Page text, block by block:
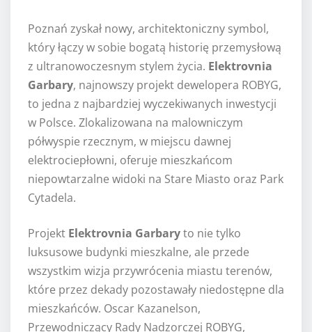
Poznań zyskał nowy, architektoniczny symbol,
który łączy w sobie bogatą historię przemysłową
z ultranowoczesnym stylem życia. Elektrovnia
Garbary, najnowszy projekt dewelopera ROBYG,
to jedna z najbardziej wyczekiwanych inwestycji
w Polsce. Zlokalizowana na malowniczym
półwyspie rzecznym, w miejscu dawnej
elektrociepłowni, oferuje mieszkańcom
niepowtarzalne widoki na Stare Miasto oraz Park
Cytadela.
Projekt Elektrovnia Garbaryto nie tylko
luksusowe budynki mieszkalne, ale przede
wszystkim wizja przywrócenia miastu terenów,
które przez dekady pozostawały niedostępne dla
mieszkańców. Oscar Kazanelson,
Przewodniczący Rady Nadzorczej ROBYG,